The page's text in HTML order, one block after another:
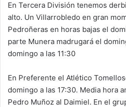
En Tercera División tenemos
alto. Un Villarrobledo en gran
Pedroñeras en horas bajas el
parte Munera madrugará el
domingo a las 11:30
En Preferente el Atlético
domingo a las 17:30. Media hora
Pedro Muñoz al Daimiel. En el